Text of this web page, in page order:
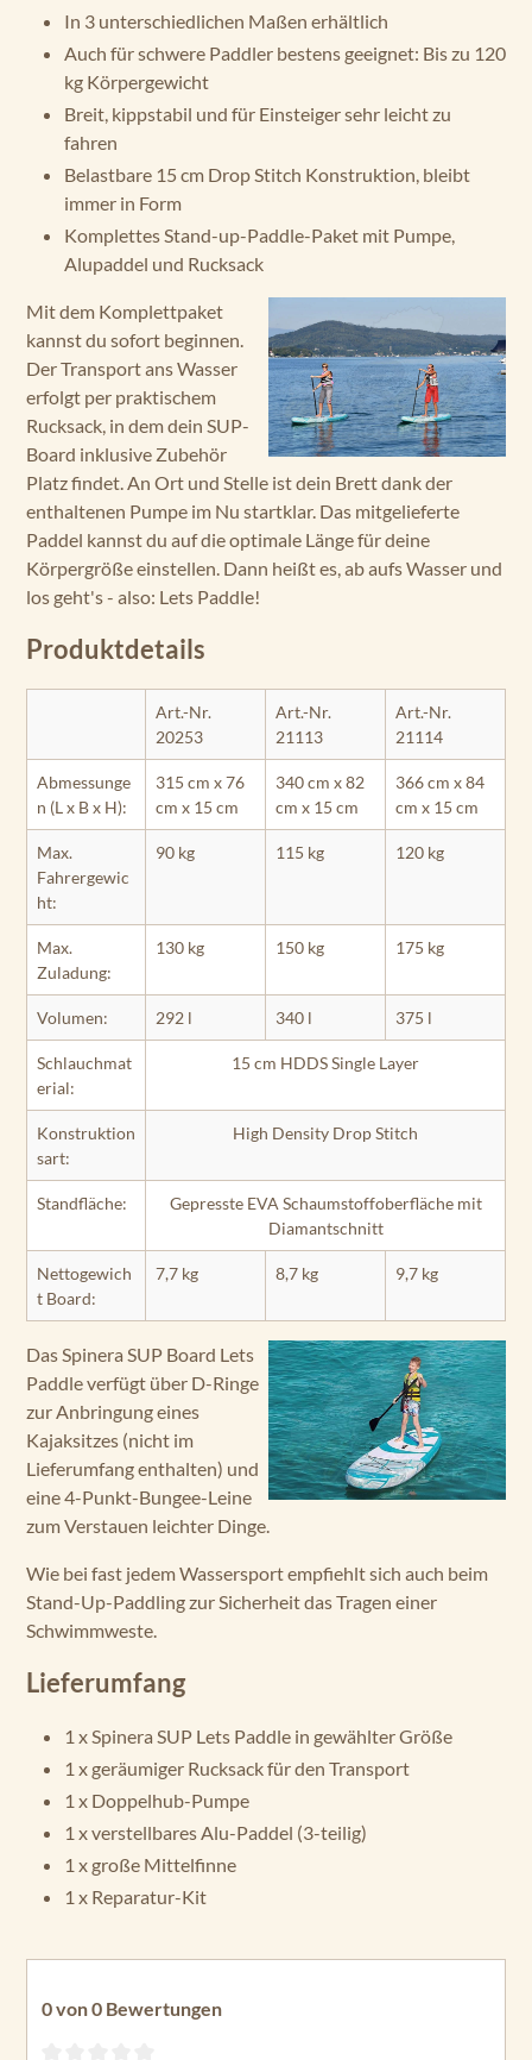
In 3 unterschiedlichen Maßen erhältlich
Auch für schwere Paddler bestens geeignet: Bis zu 120
kg Körpergewicht
Breit, kippstabil und für Einsteiger sehr leicht zu
fahren
Belastbare 15 cm Drop Stitch Konstruktion, bleibt
immer in Form
Komplettes Stand-up-Paddle-Paket mit Pumpe,
Alupaddel und Rucksack
Mit dem Komplettpaket
kannst du sofort beginnen.
Der Transport ans Wasser
erfolgt per praktischem
Rucksack, in dem dein SUP-
Board inklusive Zubehör
Platz findet. An Ort und Stelle ist dein Brett dank der
enthaltenen Pumpe im Nu startklar. Das mitgelieferte
Paddel kannst du auf die optimale Länge für deine
Körpergröße einstellen. Dann heißt es, ab aufs Wasser und
los geht's - also: Lets Paddle!
Produktdetails
Art.-Nr.
20253
Art.-Nr.
21113
Art.-Nr.
21114
Abmessunge
n (L x B x H):
315 cm x 76
cm x 15 cm
340 cm x 82
cm x 15 cm
366 cm x 84
cm x 15 cm
Max.
Fahrergewic
ht:
90 kg 115 kg 120 kg
Max.
Zuladung:
130 kg 150 kg 175 kg
Volumen: 292 l 340 l 375 l
Schlauchmat
erial:
15 cm HDDS Single Layer
Konstruktion
sart:
High Density Drop Stitch
Standfläche:
Gepresste EVA Schaumstoffoberfläche mit
Diamantschnitt
Nettogewich
t Board:
7,7 kg 8,7 kg 9,7 kg
Das Spinera SUP Board Lets
Paddle verfügt über D-Ringe
zur Anbringung eines
Kajaksitzes (nicht im
Lieferumfang enthalten) und
eine 4-Punkt-Bungee-Leine
zum Verstauen leichter Dinge.
Wie bei fast jedem Wassersport empfiehlt sich auch beim
Stand-Up-Paddling zur Sicherheit das Tragen einer
Schwimmweste.
Lieferumfang
1 x Spinera SUP Lets Paddle in gewählter Größe
1 x geräumiger Rucksack für den Transport
1 x Doppelhub-Pumpe
1 x verstellbares Alu-Paddel (3-teilig)
1 x große Mittelfinne
1 x Reparatur-Kit
0 von 0 Bewertungen